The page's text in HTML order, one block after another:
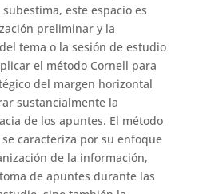
este espacio es
preliminar y la
tema o la sesión de estudio
el método Cornell para
del margen horizontal
sustancialmente la
de los apuntes. El método
caracteriza por su enfoque
de la información,
de apuntes durante las